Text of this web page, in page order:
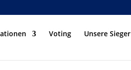
Voting Unsere Sieger